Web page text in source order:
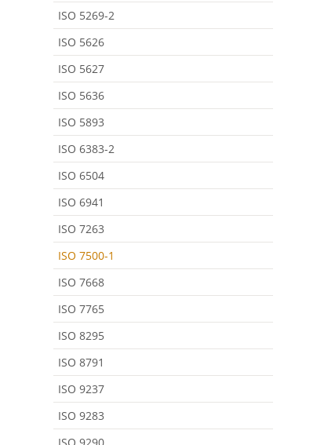
ISO 5269-2
ISO 5626
ISO 5627
ISO 5636
ISO 5893
ISO 6383-2
ISO 6504
ISO 6941
ISO 7263
ISO 7500-1
ISO 7668
ISO 7765
ISO 8295
ISO 8791
ISO 9237
ISO 9283